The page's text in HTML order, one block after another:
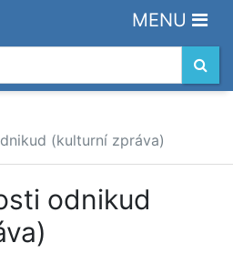
MENU
(kulturní zpráva)
odnikud